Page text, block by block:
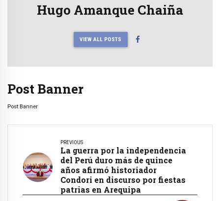
Hugo Amanque Chaiña
VIEW ALL POSTS
Post Banner
Post Banner
PREVIOUS
La guerra por la independencia
del Perú duro más de quince
años afirmó historiador
Condori en discurso por fiestas
patrias en Arequipa